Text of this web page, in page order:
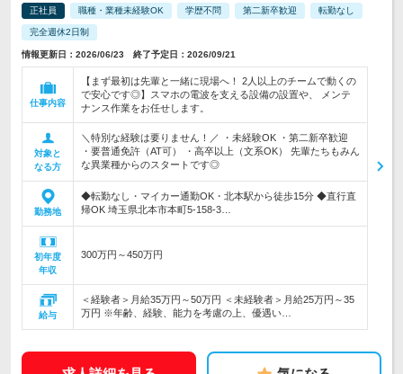
正社員 職種・業種未経験OK 学歴不問 第二新卒歓迎 転勤なし
完全週休2日制
情報更新日：2026/06/23 終了予定日：2026/09/21
仕事内容
【まず最初は先輩と一緒に現場へ！ 2人以上のチームで動くの
で安心です◎】スマホの電波を支える設備の設置や、 メンテ
ナンス作業をお任せします。
対象と
なる方
＼特別な経験は要りません！／ ・未経験OK ・第二新卒歓迎
・要普通免許（AT可） ・高卒以上（文系OK） 先輩たちもみん
な異業種からのスタートです◎
勤務地
◆転勤なし・マイカー通勤OK・北本駅から徒歩15分 ◆直行直
帰OK 埼玉県北本市本町5-158-3…
初年度
年収
300万円～450万円
給与
＜経験者＞月給35万円～50万円 ＜未経験者＞月給25万円～35
万円 ※年齢、経験、能力を考慮の上、優遇い…